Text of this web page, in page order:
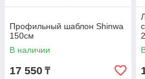
Профильный шаблон Shinwa
150см
В наличии
17 550 ₸